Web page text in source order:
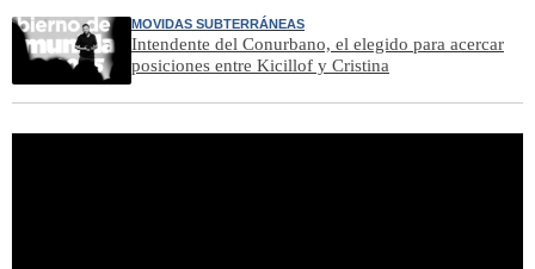
MOVIDAS SUBTERRÁNEAS
Intendente del Conurbano, el elegido para acercar
posiciones entre Kicillof y Cristina